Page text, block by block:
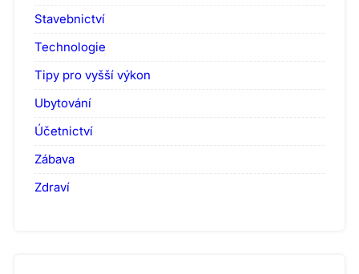
Stavebnictví
Technologie
Tipy pro vyšší výkon
Ubytování
Účetnictví
Zábava
Zdraví